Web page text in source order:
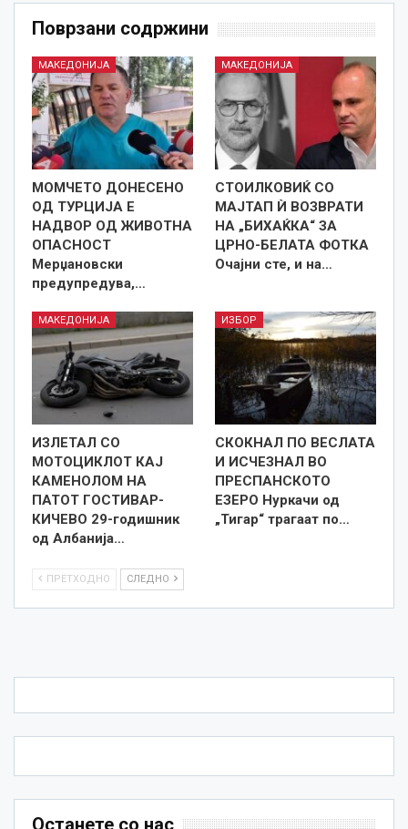
Поврзани содржини
МАКЕДОНИЈА
МОМЧЕТО ДОНЕСЕНО
ОД ТУРЦИЈА Е
НАДВОР ОД ЖИВОТНА
ОПАСНОСТ
Мерџановски
предупредува,…
МАКЕДОНИЈА
СТОИЛКОВИЌ СО
МАЈТАП Ѝ ВОЗВРАТИ
НА „БИХАЌКА“ ЗА
ЦРНО-БЕЛАТА ФОТКА
Очајни сте, и на…
МАКЕДОНИЈА
ИЗЛЕТАЛ СО
МОТОЦИКЛОТ КАЈ
КАМЕНОЛОМ НА
ПАТОТ ГОСТИВАР-
КИЧЕВО 29-годишник
од Албанија…
ИЗБОР
СКОКНАЛ ПО ВЕСЛАТА
И ИСЧЕЗНАЛ ВО
ПРЕСПАНСКОТО
ЕЗЕРО Нуркачи од
„Тигар“ трагаат по…
ПРЕТХОДНО СЛЕДНО
Останете со нас